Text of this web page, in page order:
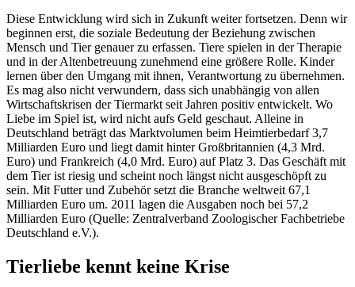
Diese Entwicklung wird sich in Zukunft weiter fortsetzen. Denn wir
beginnen erst, die soziale Bedeutung der Beziehung zwischen
Mensch und Tier genauer zu erfassen. Tiere spielen in der Therapie
und in der Altenbetreuung zunehmend eine größere Rolle. Kinder
lernen über den Umgang mit ihnen, Verantwortung zu übernehmen.
Es mag also nicht verwundern, dass sich unabhängig von allen
Wirtschaftskrisen der Tiermarkt seit Jahren positiv entwickelt. Wo
Liebe im Spiel ist, wird nicht aufs Geld geschaut. Alleine in
Deutschland beträgt das Marktvolumen beim Heimtierbedarf 3,7
Milliarden Euro und liegt damit hinter Großbritannien (4,3 Mrd.
Euro) und Frankreich (4,0 Mrd. Euro) auf Platz 3. Das Geschäft mit
dem Tier ist riesig und scheint noch längst nicht ausgeschöpft zu
sein. Mit Futter und Zubehör setzt die Branche weltweit 67,1
Milliarden Euro um. 2011 lagen die Ausgaben noch bei 57,2
Milliarden Euro (Quelle: Zentralverband Zoologischer Fachbetriebe
Deutschland e.V.).
Tierliebe kennt keine Krise